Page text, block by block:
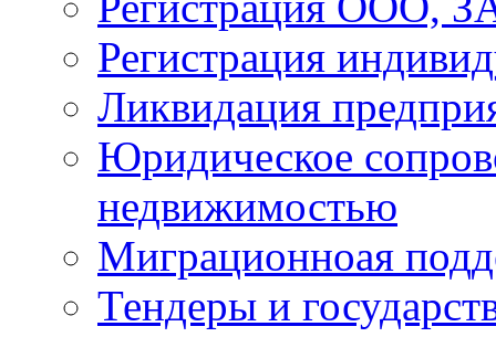
Регистрация
Ликвидация
Юридическое
недвижимостью
Миграционноая
Тендеры и